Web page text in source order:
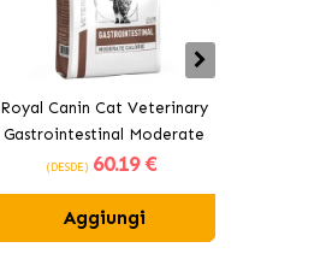
Royal Canin Cat Veterinary
Gastrointestinal Moderate
Calorie alimenti per gatti
(DESDE) 60.19 €
Aggiungi